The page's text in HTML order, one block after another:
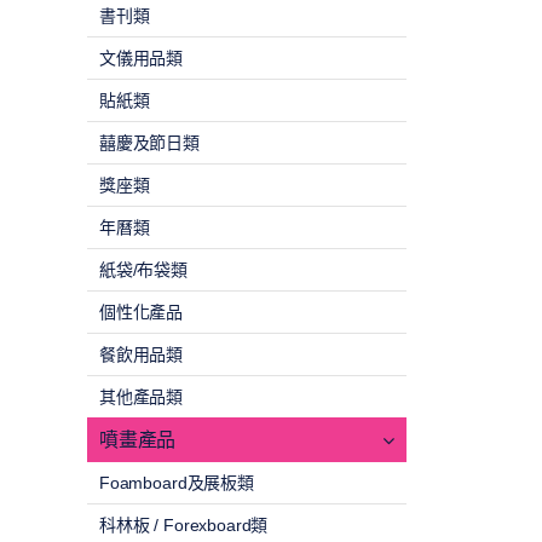
書刊類
文儀用品類
貼紙類
囍慶及節日類
獎座類
年曆類
紙袋/布袋類
個性化產品
餐飲用品類
其他產品類
噴畫產品
Foamboard及展板類
科林板 / Forexboard類